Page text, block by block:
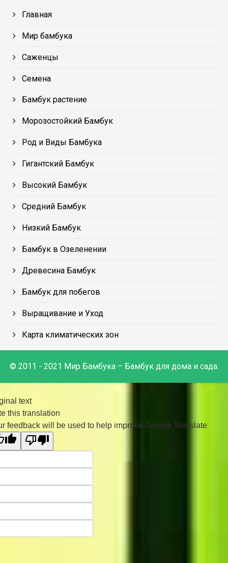
Главная
Мир бамбука
Саженцы
Семена
Бамбук растение
Морозостойкий Бамбук
Род и Виды Бамбука
Гигантский Бамбук
Высокий Бамбук
Средний Бамбук
Низкий Бамбук
Бамбук в Озеленении
Древесина Бамбук
Бамбук для побегов
Выращивание и Уход
Карта климатических зон
© 2011 - 2021 Мир Бамбука – Бамбук для дома и сада.
text
this translation
feedback will be used to help improve Google Translate